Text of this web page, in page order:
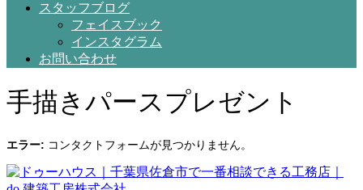
スタッフブログ
フェイスブック
インスタグラム
お問い合わせ
手描きパースプレゼント
エラー: コンタクトフォームが見つかりません。